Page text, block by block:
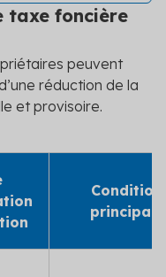
taxe foncière
peuvent
réduction de la
et provisoire.